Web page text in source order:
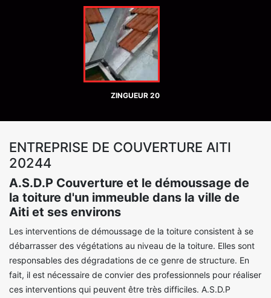
ZINGUEUR 20
ENTREPRISE DE COUVERTURE AITI
20244
A.S.D.P Couverture et le démoussage de
la toiture d'un immeuble dans la ville de
Aiti et ses environs
Les interventions de démoussage de la toiture consistent à se
débarrasser des végétations au niveau de la toiture. Elles sont
responsables des dégradations de ce genre de structure. En
fait, il est nécessaire de convier des professionnels pour réaliser
ces interventions qui peuvent être très difficiles. A.S.D.P